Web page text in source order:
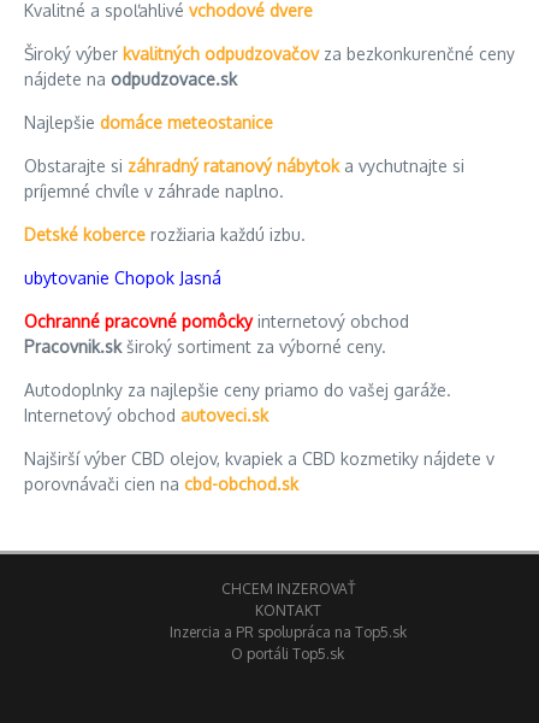
Kvalitné a spoľahlivé vchodové dvere
Široký výber kvalitných odpudzovačovza bezkonkurenčné ceny
nájdete na odpudzovace.sk
Najlepšie domáce meteostanice
Obstarajte si záhradný ratanový nábytoka vychutnajte si
príjemné chvíle v záhrade naplno.
Detské koberce rozžiaria každú izbu.
ubytovanie Chopok Jasná
Ochranné pracovné pomôckyinternetový obchod
Pracovnik.skširoký sortiment za výborné ceny.
Autodoplnky za najlepšie ceny priamo do vašej garáže.
Internetový obchod autoveci.sk
Najširší výber CBD olejov, kvapiek a CBD kozmetiky nájdete v
porovnávači cien na cbd-obchod.sk
CHCEM INZEROVAŤ
KONTAKT
Inzercia a PR spolupráca na Top5.sk
O portáli Top5.sk